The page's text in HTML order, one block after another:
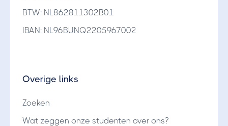
BTW: NL862811302B01
IBAN: NL96BUNQ2205967002
Overige links
Zoeken
Wat zeggen onze studenten over ons?